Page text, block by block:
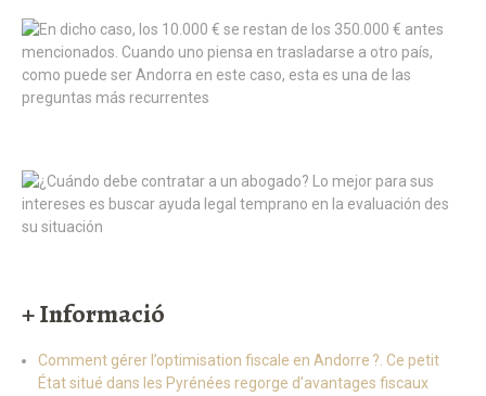
+ Informació
Comment gérer l’optimisation fiscale en Andorre ?. Ce petit
État situé dans les Pyrénées regorge d’avantages fiscaux